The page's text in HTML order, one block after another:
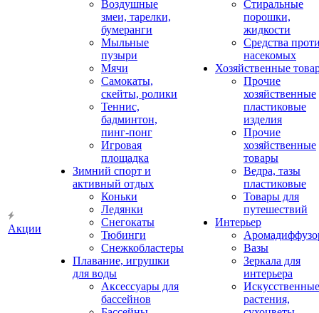
Акции
Воздушные
змеи, тарелки,
бумеранги
Мыльные
пузыри
Мячи
Самокаты,
скейты, ролики
Теннис,
бадминтон,
пинг-понг
Игровая
площадка
Зимний спорт и
активный отдых
Коньки
Ледянки
Снегокаты
Тюбинги
Снежкобластеры
Плавание, игрушки
для воды
Аксессуары для
бассейнов
Стиральные
порошки,
жидкости
Средства
насекомых
Хозяйственные
Прочие
хозяйственные
пластиковые
изделия
Прочие
хозяйственные
товары
Ведра, тазы
пластиковые
Товары для
путешествий
Интерьер
Вазы
Зеркала для
интерьера
Искусственные
растения,